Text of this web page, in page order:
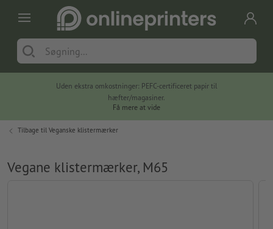
Uden ekstra omkostninger: PEFC-certificeret papir til
hæfter/magasiner.
Få mere at vide
Tilbage til Veganske klistermærker
Vegane klistermærker, M65